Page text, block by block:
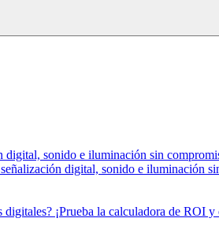
digital, sonido e iluminación sin
digital, sonido e iluminación
digitales? ¡Prueba la calculadora de ROI